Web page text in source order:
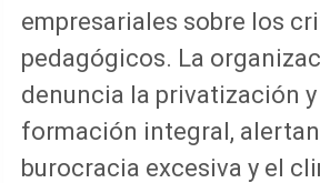
empresariales sobre los
pedagógicos. La
denuncia la privatización
formación integral,
burocracia excesiva y el